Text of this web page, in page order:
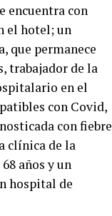
encuentra con
el hotel; un
que permanece
trabajador de la
en el
con Covid,
con fiebre
clínica de la
años y un
hospital de